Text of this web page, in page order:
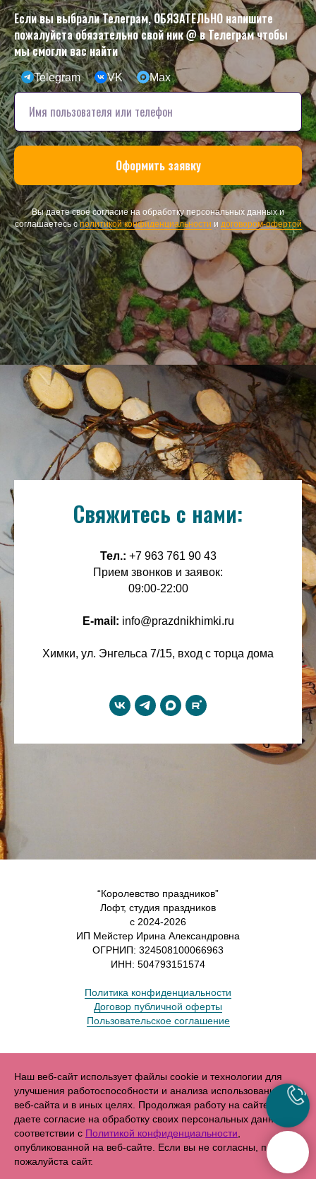
Если вы выбрали Телеграм, ОБЯЗАТЕЛЬНО напишите
пожалуйста обязательно свой ник @ в Телеграм чтобы
мы смогли вас найти
Telegram VK Max
Оформить заявку
Вы даете свое согласие на обработку персональных данных и
соглашаетесь сполитикой конфиденциальности и договором-офертой
Свяжитесь с нами:
Тел.: +7 963 761 90 43
Прием звонков и заявок:
09:00-22:00
E-mail: info@prazdnikhimki.ru
Химки, ул. Энгельса 7/15, вход с торца дома
“Королевство праздников”
Лофт, студия праздников
с 2024-2026
ИП Мейстер Ирина Александровна
ОГРНИП: 324508100066963
ИНН: 504793151574
Политика конфиденциальности
Договор публичной оферты
Пользовательское соглашение
Наш веб-сайт использует файлы cookie и технологии для
улучшения работоспособности и анализа использования
веб-сайта и в иных целях. Продолжая работу на сайте, Вы
даете согласие на обработку своих персональных данных в
соответствии с Политикой конфиденциальности
опубликованной на веб-сайте. Если вы не согласны, покиньте
пожалуйста сайт.